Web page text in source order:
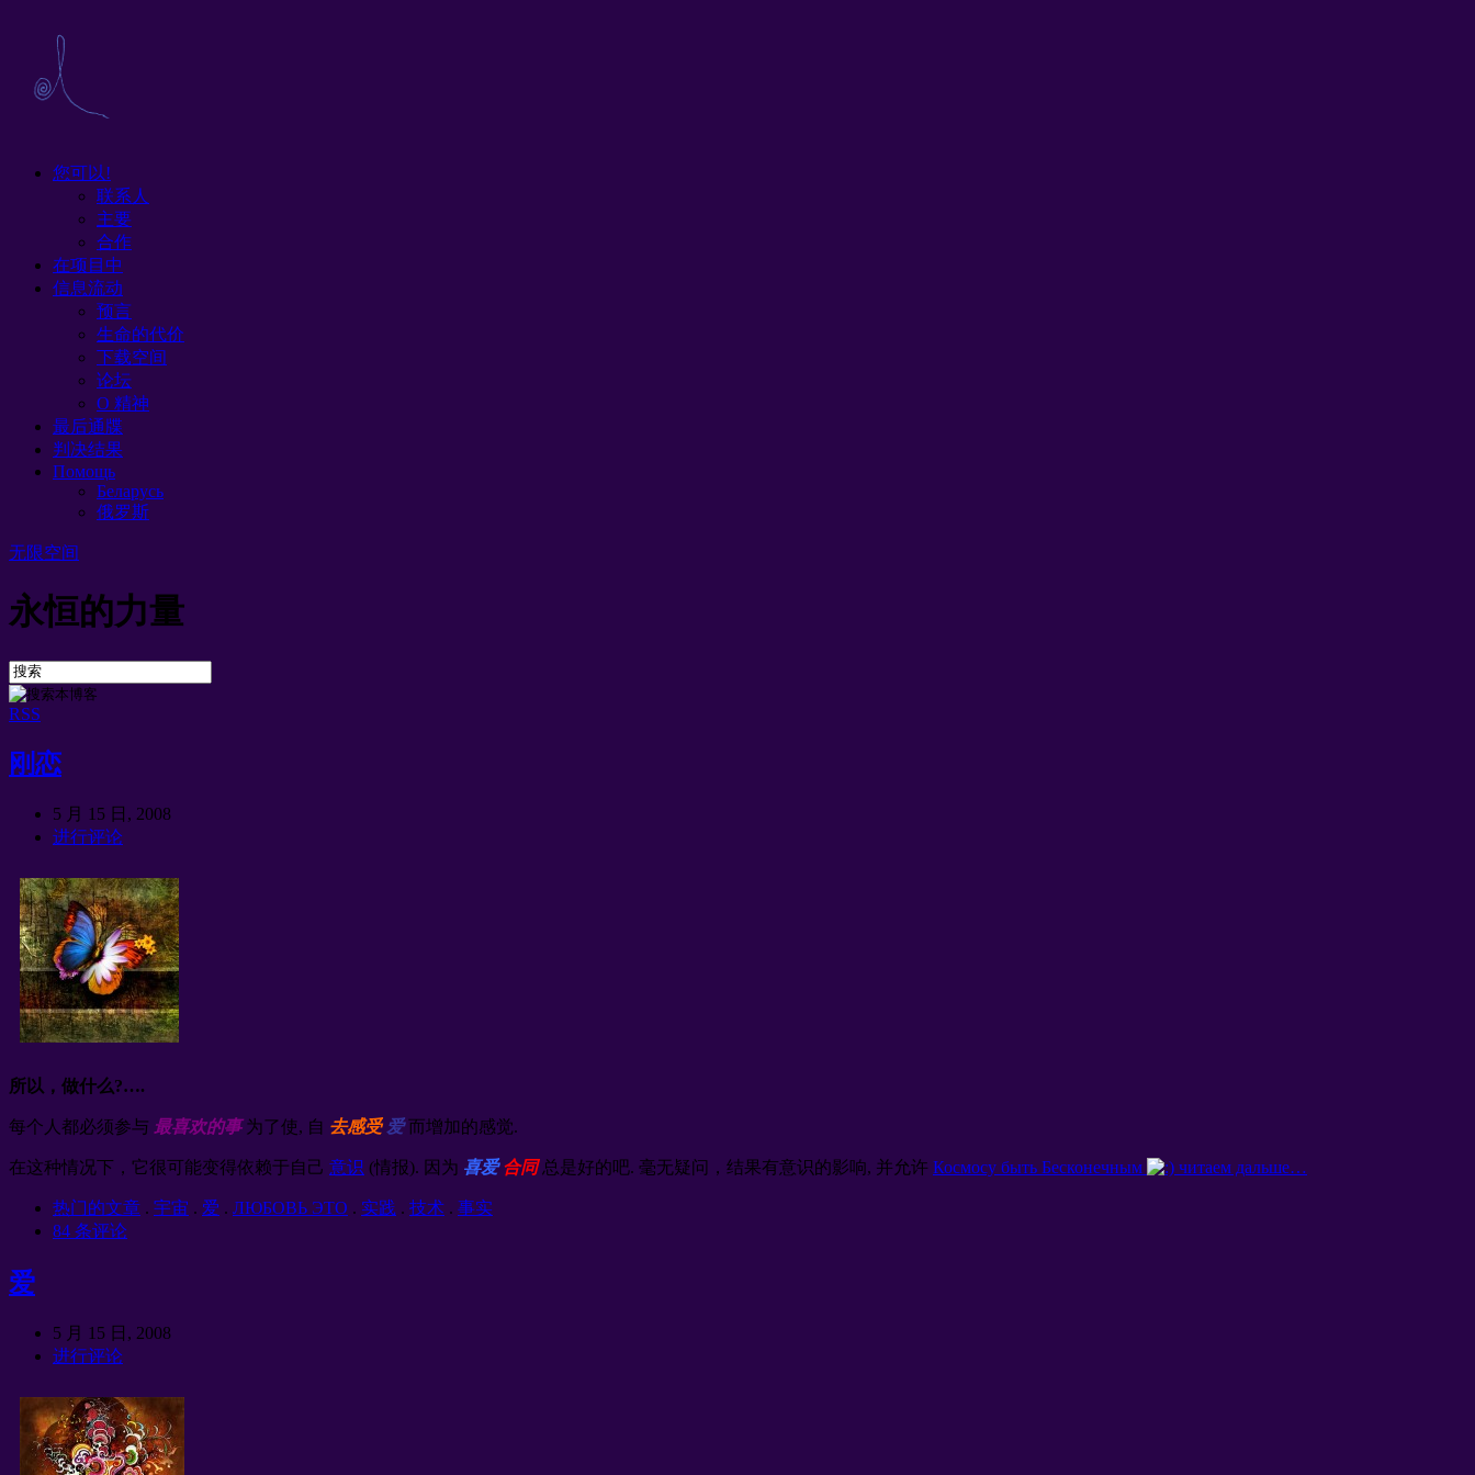
您可以!
联系人
主要
合作
在项目中
信息流动
预言
生命的代价
下载空间
论坛
O 精神
最后通牒
判决结果
Помощь
Беларусь
俄罗斯
无限空间
永恒的力量
RSS
刚恋
5 月 15 日, 2008
进行评论
所以，做什么?….
每个人都必须参与 最喜欢的事为了使, 自 去感受 爱而增加的感觉.
在这种情况下，它很可能变得依赖于自己 意识 (情报). 因为 喜爱 合同总是好的吧. 毫无疑问，结果有意识的影响, 并允许 Космосу быть Бесконечным читаем дальше…
热门的文章 . 宇宙 . 爱 . ЛЮБОВЬ ЭТО . 实践 . 技术 . 事实
84 条评论
爱
5 月 15 日, 2008
进行评论